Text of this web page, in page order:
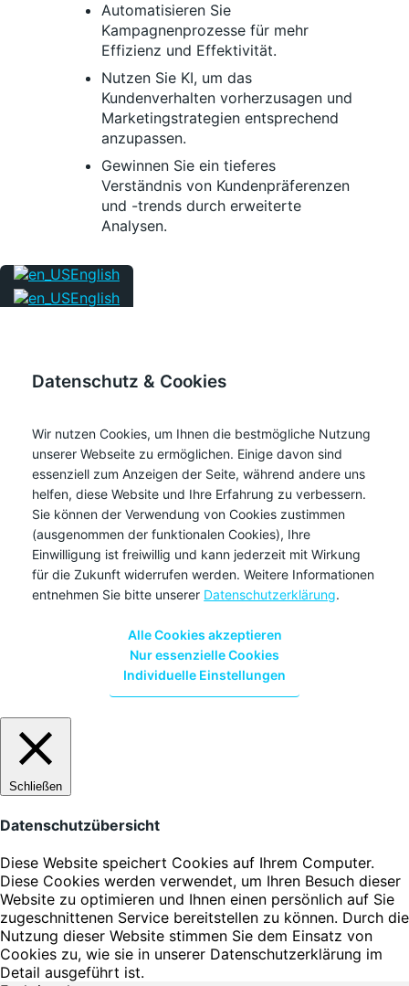
Automatisieren Sie
Kampagnenprozesse für mehr
Effizienz und Effektivität.
Nutzen Sie KI, um das
Kundenverhalten vorherzusagen und
Marketingstrategien entsprechend
anzupassen.
Gewinnen Sie ein tieferes
Verständnis von Kundenpräferenzen
und -trends durch erweiterte
Analysen.
English
English
Datenschutz & Cookies
Wir nutzen Cookies, um Ihnen die bestmögliche Nutzung
unserer Webseite zu ermöglichen. Einige davon sind
essenziell zum Anzeigen der Seite, während andere uns
helfen, diese Website und Ihre Erfahrung zu verbessern.
Sie können der Verwendung von Cookies zustimmen
(ausgenommen der funktionalen Cookies), Ihre
Einwilligung ist freiwillig und kann jederzeit mit Wirkung
für die Zukunft widerrufen werden. Weitere Informationen
entnehmen Sie bitte unserer Datenschutzerklärung.
Alle Cookies akzeptieren
Nur essenzielle Cookies
Individuelle Einstellungen
Schließen
Datenschutzübersicht
Diese Website speichert Cookies auf Ihrem Computer.
Diese Cookies werden verwendet, um Ihren Besuch dieser
Website zu optimieren und Ihnen einen persönlich auf Sie
zugeschnittenen Service bereitstellen zu können. Durch die
Nutzung dieser Website stimmen Sie dem Einsatz von
Cookies zu, wie sie in unserer Datenschutzerklärung im
Detail ausgeführt ist.